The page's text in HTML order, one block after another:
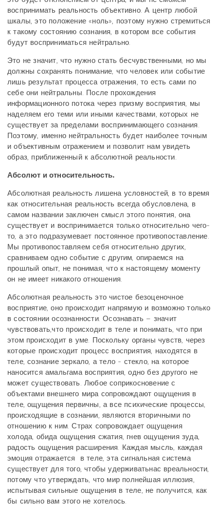
воспринимать реальность объективно. А центр любой
шкалы, это положение «ноль», поэтому нужно стремиться
к такому состоянию сознания, в котором все события
будут восприниматься нейтрально.
Это не значит, что нужно стать бесчувственными, но мы
должны сохранять понимание, что человек или событие
лишь результат процесса отражения, то есть сами по
себе они нейтральны. После прохождения
информационного потока через призму восприятия, мы
наделяем его теми или иными качествами, которых не
существует за пределами воспринимающего сознания.
Поэтому, именно нейтральность будет наиболее точным
и объективным отражением и позволит нам увидеть
образ, приближенный к абсолютной реальности.
Абсолют и относительность.
Абсолютная реальность лишена условностей, в то время
как относительная реальность всегда обусловлена, в
самом названии заключен смысл этого понятия, она
существует и воспринимается только относительно чего-
то, а это подразумевает постоянное противопоставление.
Мы противопоставляем себя относительно других,
сравниваем одно событие с другим, опираемся на
прошлый опыт, не понимая, что к настоящему моменту
он не имеет никакого отношения.
Абсолютная реальность это чистое безоценочное
восприятие, оно происходит напрямую и возможно только
в состоянии осознанности. Осознавать – значит
чувствовать,что происходит в теле и понимать, что при
этом происходит в уме. Поскольку органы чувств, через
которые происходит процесс восприятия, находятся в
теле, сознание зеркало, а тело - стекло, на которое
наносится амальгама восприятия, одно без другого не
может существовать. Любое соприкосновение с
объектами внешнего мира сопровождают ощущения в
теле, ощущения первичны, а все психические процессы,
происходящие в сознании, являются вторичными по
отношению к ним. Страх сопровождает ощущения
холода, обида ощущения сжатия, гнев ощущения зуда,
радость ощущения расширения. Каждая мысль, каждая
эмоция отражается в теле, эта сигнальная система
существует для того, чтобы удерживатьнас вреальности,
потому что утверждать, что мир полнейшая иллюзия,
испытывая сильные ощущения в теле, не получится, как
бы сильно вам этого не хотелось.